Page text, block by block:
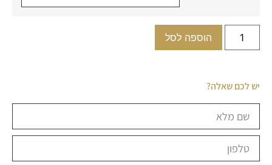
הוספה לסל
יש לכם שאלה?